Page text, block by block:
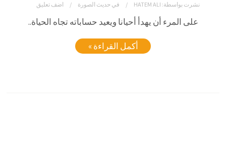
نشرت بواسطة: HATEM ALI في حديث الصورة اضف تعليق
على المرء أن يهدأ أحيانا ويعيد حساباته تجاه الحياة..
أكمل القراءة »